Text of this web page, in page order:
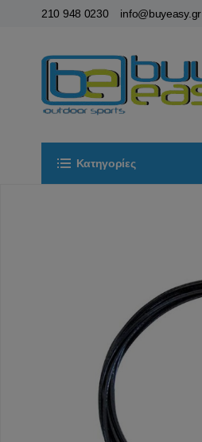
210 948 0230 info@buyeasy.gr
Κατηγορίες